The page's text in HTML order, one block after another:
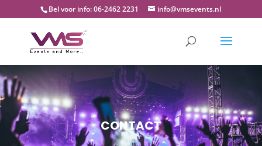
Bel voor info: 06-2462 2231 info@vmsevents.nl
CONTACT